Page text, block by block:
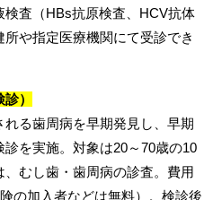
査（HBs抗原検査、HCV抗体
や指定医療機関にて受診でき
）
る歯周病を早期発見し、早期
を実施。対象は20～70歳の10
むし歯・歯周病の診査。費用
の加入者などは無料）。検診後